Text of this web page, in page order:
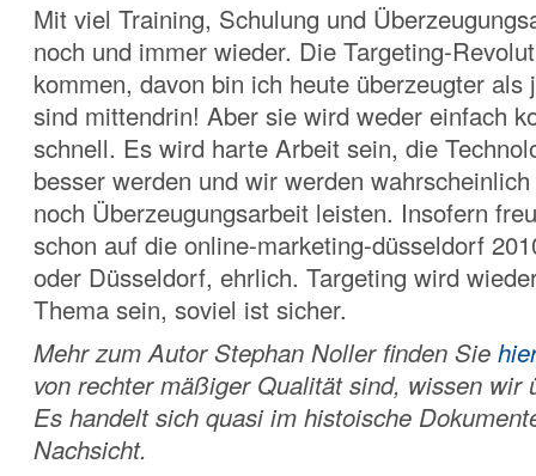
Mit viel Training, Schulung und
noch und immer wieder. Die Targeting-
kommen, davon bin ich heute überzeugter als
sind mittendrin! Aber sie wird weder einfach
schnell. Es wird harte Arbeit sein, die
besser werden und wir werden
noch Überzeugungsarbeit leisten. Insofern
schon auf die online-marketing-düsseldorf
oder Düsseldorf, ehrlich. Targeting wird
Thema sein, soviel ist sicher.
Mehr zum Autor Stephan Noller finden Sie hier
von rechter mäßiger Qualität sind, wissen wir
Es handelt sich quasi im histoische
Nachsicht.